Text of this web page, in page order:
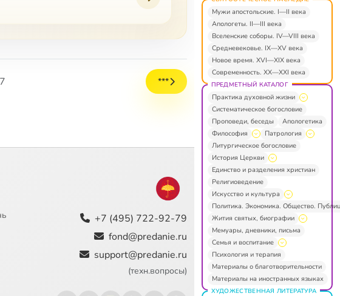
***
+7 (495) 722-92-79
fond@predanie.ru
support@predanie.ru
(техн.вопросы)
Мужи апостольские. I—II века
Апологеты. II—III века
Вселенские соборы. IV—VIII века
Средневековье. IX—XV века
Новое время. XVI—XIX века
Современность. XX—XXI века
ПРЕДМЕТНЫЙ КАТАЛОГ
Практика духовной жизни
Систематическое богословие
Проповеди, беседы
Апологетика
Философия
Патрология
Литургическое богословие
История Церкви
Единство и разделения христиан
Религиоведение
Искусство и культура
Политика. Экономика. Общество.
Жития святых, биографии
Мемуары, дневники, письма
Семья и воспитание
Психология и терапия
Материалы о благотворительности
Материалы на иностранных языках
ХУДОЖЕСТВЕННАЯ ЛИТЕРАТУРА